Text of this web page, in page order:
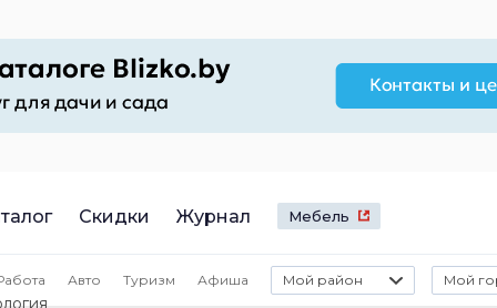
Скидки Журнал Мебель
Авто Туризм Афиша Мой район Мой